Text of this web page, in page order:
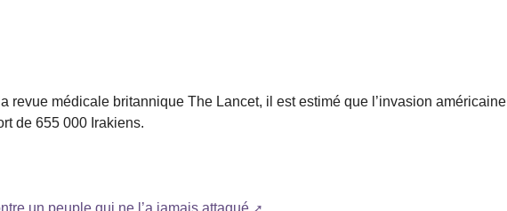
revue médicale britannique The Lancet, il est estimé que l’invasion américaine
de 655 000 Irakiens.